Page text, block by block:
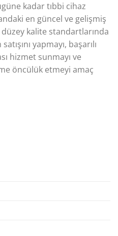
kadar tıbbi cihaz
en güncel ve gelişmiş
kalite standartlarında
yapmayı, başarılı
hizmet sunmayı ve
öncülük etmeyi amaç